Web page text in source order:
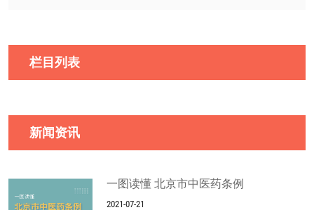
栏目列表
新闻资讯
一图读懂 北京市中医药条例
2021-07-21